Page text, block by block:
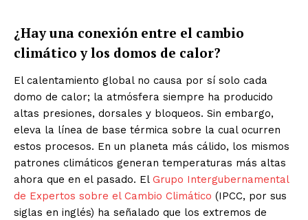
¿Hay una conexión entre el cambio
climático y los domos de calor?
El calentamiento global no causa por sí solo cada
domo de calor; la atmósfera siempre ha producido
altas presiones, dorsales y bloqueos. Sin embargo,
eleva la línea de base térmica sobre la cual ocurren
estos procesos. En un planeta más cálido, los mismos
patrones climáticos generan temperaturas más altas
ahora que en el pasado. El Grupo Intergubernamental
de Expertos sobre el Cambio Climático (IPCC, por sus
siglas en inglés) ha señalado que los extremos de